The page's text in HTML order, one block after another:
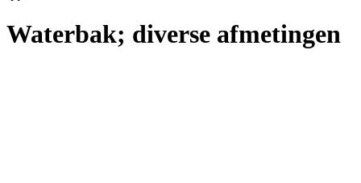
Waterbak; diverse afmetingen